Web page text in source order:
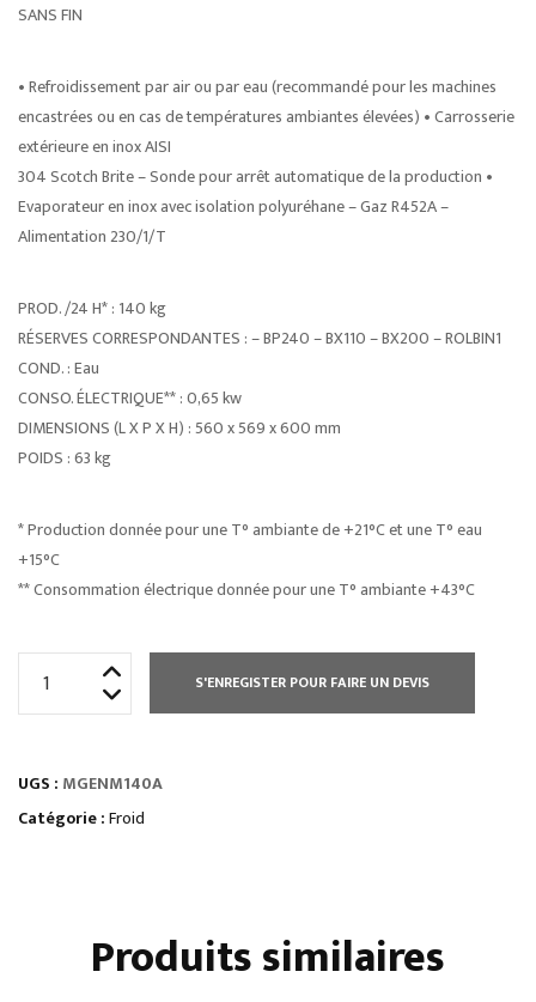
SANS FIN
• Refroidissement par air ou par eau (recommandé pour les machines
encastrées ou en cas de températures ambiantes élevées) • Carrosserie
extérieure en inox AISI
304 Scotch Brite – Sonde pour arrêt automatique de la production •
Evaporateur en inox avec isolation polyuréhane – Gaz R452A –
Alimentation 230/1/T
PROD. /24 H* : 140 kg
RÉSERVES CORRESPONDANTES : – BP240 – BX110 – BX200 – ROLBIN1
COND. : Eau
CONSO. ÉLECTRIQUE** : 0,65 kw
DIMENSIONS (L X P X H) : 560 x 569 x 600 mm
POIDS : 63 kg
* Production donnée pour une T° ambiante de +21°C et une T° eau
+15°C
** Consommation électrique donnée pour une T° ambiante +43°C
GLACE
SUPER
S'ENREGISTER POUR FAIRE UN DEVIS
UGS : MGENM140A
Catégorie :Froid
Produits similaires